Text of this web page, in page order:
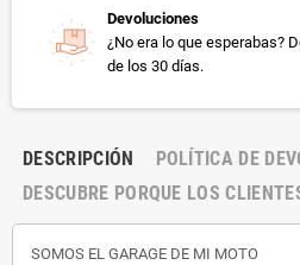
Devoluciones
¿No era lo que esperabas?
de los 30 días.
DESCRIPCIÓN
POLÍTICA DE
DESCUBRE PORQUE LOS
SOMOS EL GARAGE DE MI MOTO